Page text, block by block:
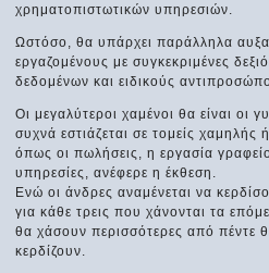
χρηματοπιστωτικών υπηρεσιών.
Ωστόσο, θα υπάρχει παράλληλα
εργαζομένους με συγκεκριμένες
δεδομένων και ειδικούς
Οι μεγαλύτεροι χαμένοι θα είναι οι
συχνά εστιάζεται σε τομείς
όπως οι πωλήσεις, η εργασία
υπηρεσίες, ανέφερε η έκθεση.
Ενώ οι άνδρες αναμένεται να
για κάθε τρεις που χάνονται τα
θα χάσουν περισσότερες από πέντε
κερδίζουν.